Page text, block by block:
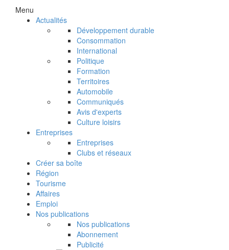
Menu
Actualités
Développement durable
Consommation
International
Politique
Formation
Territoires
Automobile
Communiqués
Avis d'experts
Culture loisirs
Entreprises
Entreprises
Clubs et réseaux
Créer sa boîte
Région
Tourisme
Affaires
Emploi
Nos publications
Nos publications
Abonnement
Publicité